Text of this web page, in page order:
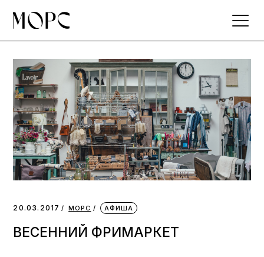
the
20.03.2017 МОРС АФИША
ВЕСЕННИЙ ФРИМАРКЕТ